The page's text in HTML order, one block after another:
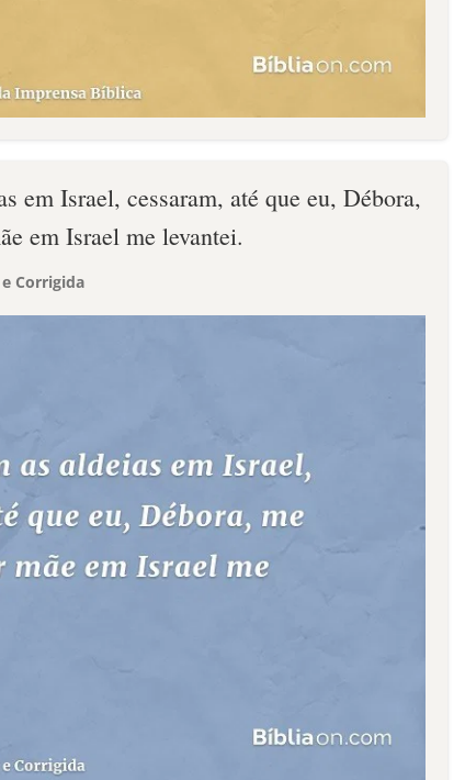
em Israel, cessaram, até que eu, Débora,
em Israel me levantei.
Corrigida